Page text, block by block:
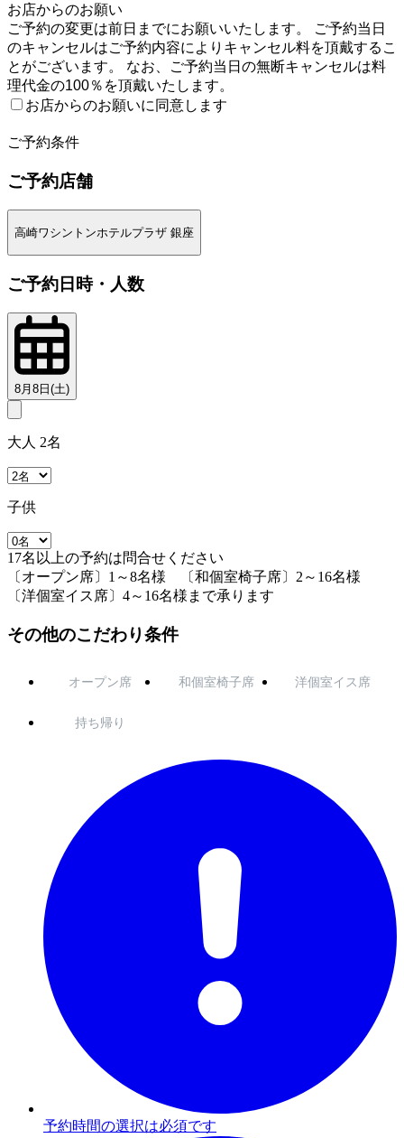
お店からのお願い
ご予約の変更は前日までにお願いいたします。 ご予約当日
のキャンセルはご予約内容によりキャンセル料を頂戴するこ
とがございます。 なお、ご予約当日の無断キャンセルは料
理代金の100％を頂戴いたします。
お店からのお願いに同意します
ご予約条件
ご予約店舗
高崎ワシントンホテルプラザ 銀座
ご予約日時・人数
8月8日(土)
大人 2名
子供
17名以上の予約は問合せください
〔オープン席〕1～8名様 〔和個室椅子席〕2～16名様
〔洋個室イス席〕4～16名様まで承ります
その他のこだわり条件
オープン席 和個室椅子席 洋個室イス席
持ち帰り
予約時間の選択は必須です